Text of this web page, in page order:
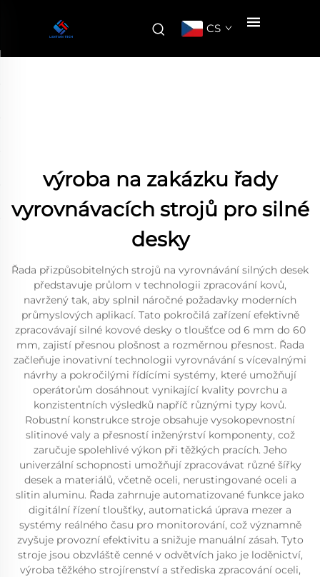
CS
výroba na zakázku řady
vyrovnávacích strojů pro silné
desky
Řada přizpůsobitelných strojů na vyrovnávání silných desek
představuje průlom v technologii zpracování kovů,
navržený tak, aby splnil náročné požadavky moderních
průmyslových aplikací. Tato pokročilá zařízení efektivně
zpracovávají silné kovové desky o tloušťce od 6 mm do 60
mm, zajistí přesnou plošnost a rozměrnou přesnost. Řada
začleňuje inovativní technologii vyrovnávání s vícevalnými
návrhy a pokročilými řídícími systémy, které umožňují
operátorům dosáhnout vynikající kvality povrchu a
konzistentních výsledků napříč různými typy kovů.
Robustní konstrukce stroje obsahuje vysokopevnostní
slitinové valy a přesností inženýrství komponenty, což
zaručuje spolehlivé výkon při těžkých pracích. Jeho
univerzální schopnosti umožňují zpracovávat různé šířky
desek a materiálů, včetně oceli, nerustingované oceli a
slitin aluminu. Řada zahrnuje automatizované funkce jako
digitální řízení tloušťky, automatická úprava mezer a
systémy reálného času pro monitorování, což významně
zvyšuje provozní efektivitu a snižuje manuální zásah. Tyto
stroje jsou obzvláště cenné v odvětvích jako je loděnictví,
výroba těžkého strojírenství a střediska zpracování oceli,